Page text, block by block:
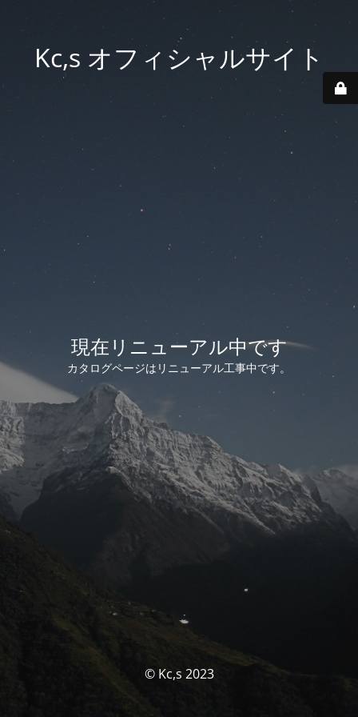
Kc,s オフィシャルサイト
現在リニューアル中です
カタログページはリニューアル工事中です。
© Kc,s 2023